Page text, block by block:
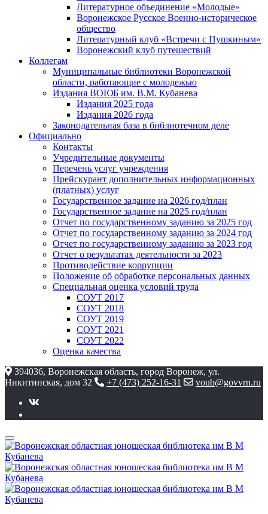
Литературное объединение «Молодые»
Воронежское Русское Военно-историческое
общество
Литературный клуб «Встречи с Пушкиным»
Воронежский клуб путешествий
Коллегам
Муниципальные библиотеки Воронежской
области, работающие с молодежью
Издания ВОЮБ им. В.М. Кубанева
Издания 2025 года
Издания 2026 года
Законодательная база в библиотечном деле
Официально
Контакты
Учредительные документы
Перечень услуг учреждения
Прейскурант дополнительных информационных
(платных) услуг
Государственное задание на 2026 год/план
Государственное задание на 2025 год/план
Отчет по государственному заданию за 2025 год
Отчет по государственному заданию за 2024 год
Отчет по государственному заданию за 2023 год
Отчет о результатах деятельности за 2023
Противодействие коррупции
Положение об обработке персональных данных
Специальная оценка условий труда
СОУТ 2017
СОУТ 2018
СОУТ 2019
СОУТ 2021
СОУТ 2022
Оценка качества
394036, Воронежская область, город Воронеж, ул.
Никитинская, дом 32
+7 (473) 252-16-31 voub@govvrn.ru